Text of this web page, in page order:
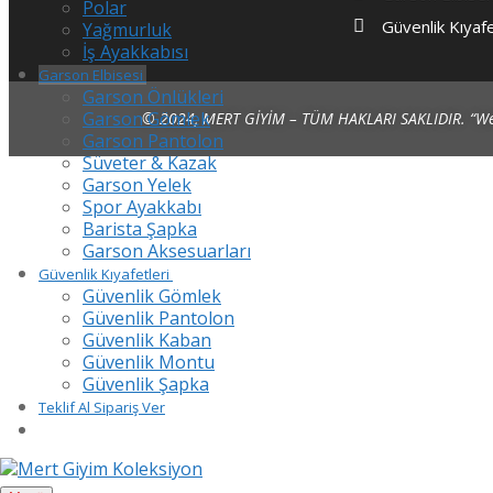
Polar
Yağmurluk
İş Ayakkabısı
Garson Elbisesi
Garson Önlükleri
Garson Gömlek
Garson Pantolon
Süveter & Kazak
Garson Yelek
Spor Ayakkabı
Barista Şapka
Garson Aksesuarları
Güvenlik Kıyafetleri
Güvenlik Gömlek
Güvenlik Pantolon
Güvenlik Kaban
Güvenlik Montu
Güvenlik Şapka
Teklif Al Sipariş Ver
Güvenlik
© 2024, MERT GİYİM – TÜM HAKLARI SAKLIDIR.